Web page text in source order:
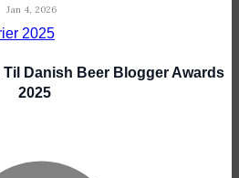
Jan 4, 2026
Til Danish Beer Blogger Awards
2025